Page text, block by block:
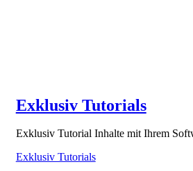
Exklusiv Tutorials
Exklusiv Tutorial Inhalte mit Ihrem
Exklusiv Tutorials